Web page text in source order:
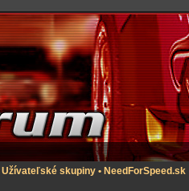
Užívateľské skupiny • NeedForSpeed.sk